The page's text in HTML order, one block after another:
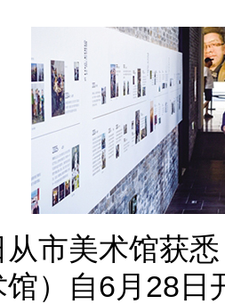
美术馆获悉
馆）自6月28